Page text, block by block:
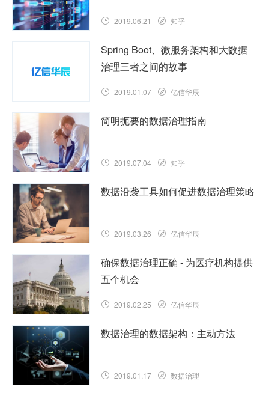
2019.06.21 知乎
Spring Boot、微服务架构和大数据
治理三者之间的故事
2019.01.07 亿信华辰
简明扼要的数据治理指南
2019.07.04 知乎
数据沿袭工具如何促进数据治理策略
2019.03.26 亿信华辰
确保数据治理正确 - 为医疗机构提供
五个机会
2019.02.25 亿信华辰
数据治理的数据架构：主动方法
2019.01.17 数据治理